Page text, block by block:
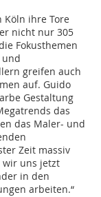
Köln ihre Tore
nicht nur 305
Fokusthemen
und
greifen auch
auf. Guido
Gestaltung
das
das Maler- und
Zeit massiv
wir uns jetzt
in den
arbeiten.“